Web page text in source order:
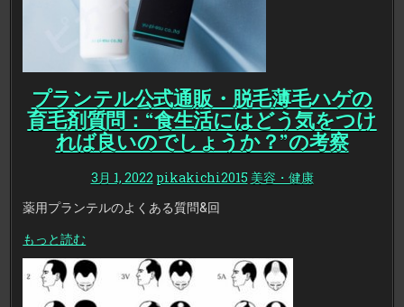
プランテル公式通販・脱毛薄毛ハゲの
育毛剤質問：“食生活にはどう気をつけ
れば良いのでしょうか？”の考察
3月 1, 2022 pikakichi2015 美容・健康
薬用プランテルのよくある質問&回
もっと読む